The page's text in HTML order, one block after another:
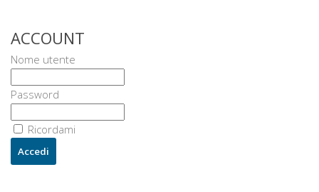
ACCOUNT
Nome utente
Password
Ricordami